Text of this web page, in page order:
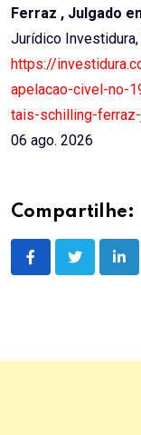
Ferraz , Julgado
Jurídico
https://
apelacao-civel-no-
tais-schilling-
06 ago. 2026
Compartilhe: